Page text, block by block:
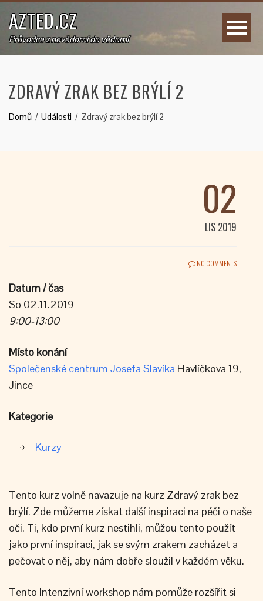
AZTED.CZ
Průvodce z nevědomí do vědomí
ZDRAVÝ ZRAK BEZ BRÝLÍ 2
Domů Události Zdravý zrak bez brýlí 2
02
LIS 2019
NO COMMENTS
Datum / čas
So 02.11.2019
9:00-13:00
Místo konání
Společenské centrum Josefa Slavíka Havlíčkova 19,
Jince
Kategorie
Kurzy
Tento kurz volně navazuje na kurz Zdravý zrak bez
brýlí. Zde můžeme získat další inspiraci na péči o naše
oči. Ti, kdo první kurz nestihli, můžou tento použít
jako první inspiraci, jak se svým zrakem zacházet a
pečovat o něj, aby nám dobře sloužil v každém věku.
Tento Intenzivní workshop nám pomůže rozšířit si